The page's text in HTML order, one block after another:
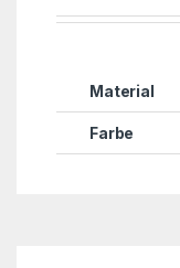
Material
Farbe